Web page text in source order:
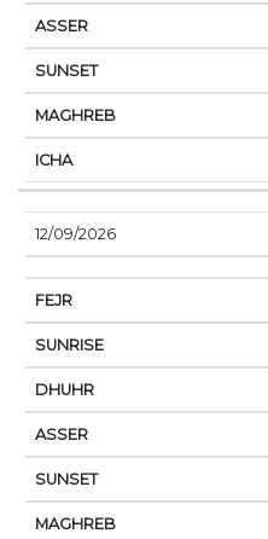
12/09/2026